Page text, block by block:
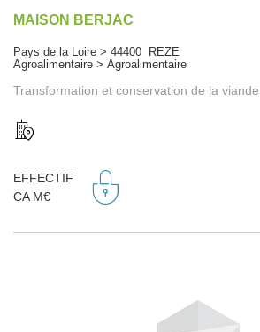
MAISON BERJAC
Pays de la Loire > 44400 REZE
Agroalimentaire > Agroalimentaire
Transformation et conservation de la
EFFECTIF
CA M€